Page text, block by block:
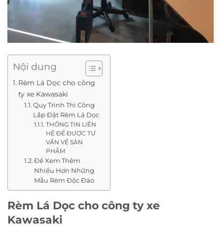
Nội dung
Rèm Lá Dọc cho công
ty xe Kawasaki
Quy Trình Thi Công
Lắp Đặt Rèm Lá Dọc
THÔNG TIN LIÊN
HỆ ĐỂ ĐƯỢC TƯ
VẤN VỀ SẢN
PHẨM
Để Xem Thêm
Nhiều Hơn Những
Mẫu Rèm Độc Đáo
Rèm Lá Dọc cho công ty xe
Kawasaki